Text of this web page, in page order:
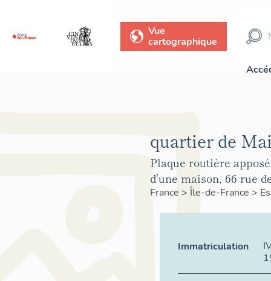
Vue
cartographique
quartier de
Plaque routière
d'une maison, 66 rue
France >Île-de-France >
Immatriculation